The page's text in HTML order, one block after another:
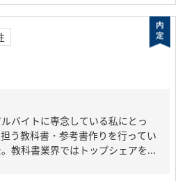
バイトに専念している私にとっ
う教科書・参考書作りを行ってい
教科書業界ではトップシェアを...